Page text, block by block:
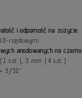
i odporność na zużycie
rzędowymi
anodowanych na czarno
(1 szt.), 3 mm (4 szt.)
3/32”